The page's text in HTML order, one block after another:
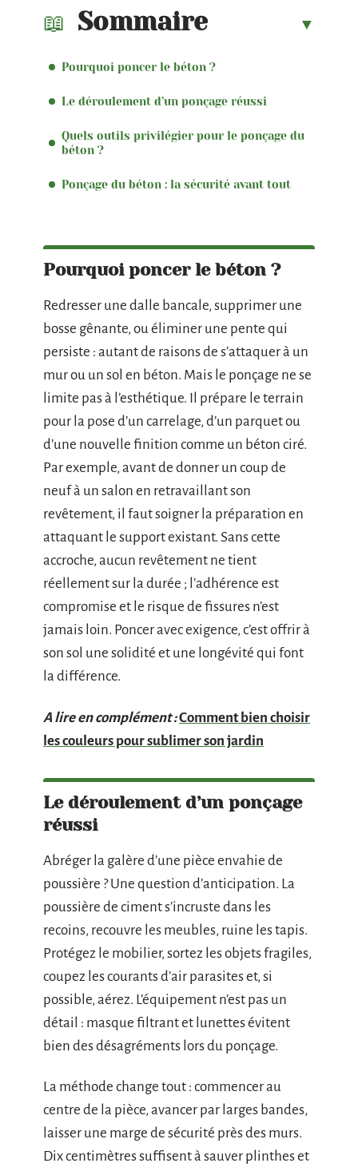
Sommaire
Pourquoi poncer le béton ?
Le déroulement d’un ponçage réussi
Quels outils privilégier pour le ponçage du
béton ?
Ponçage du béton : la sécurité avant tout
Pourquoi poncer le béton ?
Redresser une dalle bancale, supprimer une
bosse gênante, ou éliminer une pente qui
persiste : autant de raisons de s’attaquer à un
mur ou un sol en béton. Mais le ponçage ne se
limite pas à l’esthétique. Il prépare le terrain
pour la pose d’un carrelage, d’un parquet ou
d’une nouvelle finition comme un béton ciré.
Par exemple, avant de donner un coup de
neuf à un salon en retravaillant son
revêtement, il faut soigner la préparation en
attaquant le support existant. Sans cette
accroche, aucun revêtement ne tient
réellement sur la durée ; l’adhérence est
compromise et le risque de fissures n’est
jamais loin. Poncer avec exigence, c’est offrir à
son sol une solidité et une longévité qui font
la différence.
A lire en complément :Comment bien choisir
les couleurs pour sublimer son jardin
Le déroulement d’un ponçage
réussi
Abréger la galère d’une pièce envahie de
poussière ? Une question d’anticipation. La
poussière de ciment s’incruste dans les
recoins, recouvre les meubles, ruine les tapis.
Protégez le mobilier, sortez les objets fragiles,
coupez les courants d’air parasites et, si
possible, aérez. L’équipement n’est pas un
détail : masque filtrant et lunettes évitent
bien des désagréments lors du ponçage.
La méthode change tout : commencer au
centre de la pièce, avancer par larges bandes,
laisser une marge de sécurité près des murs.
Dix centimètres suffisent à sauver plinthes et